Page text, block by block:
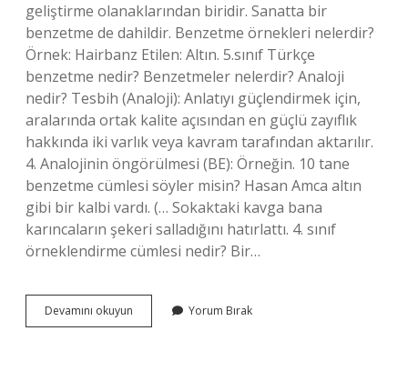
geliştirme olanaklarından biridir. Sanatta bir
benzetme de dahildir. Benzetme örnekleri nelerdir?
Örnek: Hairbanz Etilen: Altın. 5.sınıf Türkçe
benzetme nedir? Benzetmeler nelerdir? Analoji
nedir? Tesbih (Analoji): Anlatıyı güçlendirmek için,
aralarında ortak kalite açısından en güçlü zayıflık
hakkında iki varlık veya kavram tarafından aktarılır.
4. Analojinin öngörülmesi (BE): Örneğin. 10 tane
benzetme cümlesi söyler misin? Hasan Amca altın
gibi bir kalbi vardı. (… Sokaktaki kavga bana
karıncaların şekeri salladığını hatırlattı. 4. sınıf
örneklendirme cümlesi nedir? Bir…
Devamını okuyun
Tane
Yorum Bırak